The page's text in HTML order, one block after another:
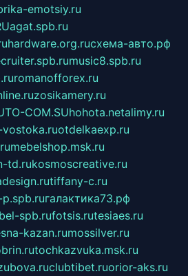
emotsiy.ru
agat.spb.ru
hardware.org.ruсхема-авто.рф
music8.spb.ru
romanofforex.ru
zosikamery.ru
COM.SUhohota.netalimy.ru
otdelkaexp.ru
mebelshop.msk.ru
td.rukosmoscreative.ru
tiffany-c.ru
галактика73.рф
spb.rufotsis.rutesiaes.ru
kazan.rumossilver.ru
tochkazvuka.msk.ru
clubtibet.ruorior-aks.ru